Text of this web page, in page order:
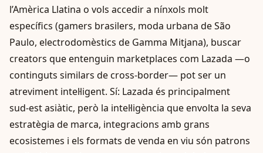
l’Amèrica Llatina o vols accedir a nínxols molt
específics (gamers brasilers, moda urbana de São
Paulo, electrodomèstics de Gamma Mitjana), buscar
creators que entenguin marketplaces com Lazada —o
continguts similars de cross‑border— pot ser un
atreviment intel·ligent. Sí: Lazada és principalment
sud‑est asiàtic, però la intel·ligència que envolta la seva
estratègia de marca, integracions amb grans
ecosistemes i els formats de venda en viu són patrons